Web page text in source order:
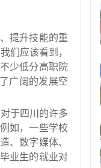
提升技能的重
们应该看到，
少低分高职院
广阔的发展空
于四川的许多
如，一些学校
、数字媒体、
业生的就业对